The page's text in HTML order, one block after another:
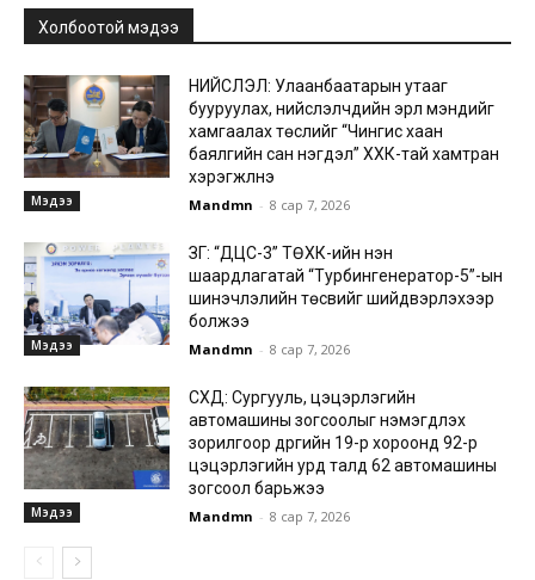
Холбоотой мэдээ
Мэдээ
НИЙСЛЭЛ: Улаанбаатарын утааг
бууруулах, нийслэлчүүдийн эрүүл мэндийг
хамгаалах төслийг “Чингис хаан
баялгийн сан нэгдэл” ХХК-тай хамтран
хэрэгжүүлнэ
Mandmn - 8 сар 7, 2026
Мэдээ
ЗГ: “ДЦС-3” ТӨХК-ийн нэн
шаардлагатай “Турбингенератор-5”-ын
шинэчлэлийн төсвийг шийдвэрлэхээр
болжээ
Mandmn - 8 сар 7, 2026
Мэдээ
СХД: Сургууль, цэцэрлэгийн
автомашины зогсоолыг нэмэгдүүлэх
зорилгоор дүүргийн 19-р хороонд 92-р
цэцэрлэгийн урд талд 62 автомашины
зогсоол барьжээ
Mandmn - 8 сар 7, 2026